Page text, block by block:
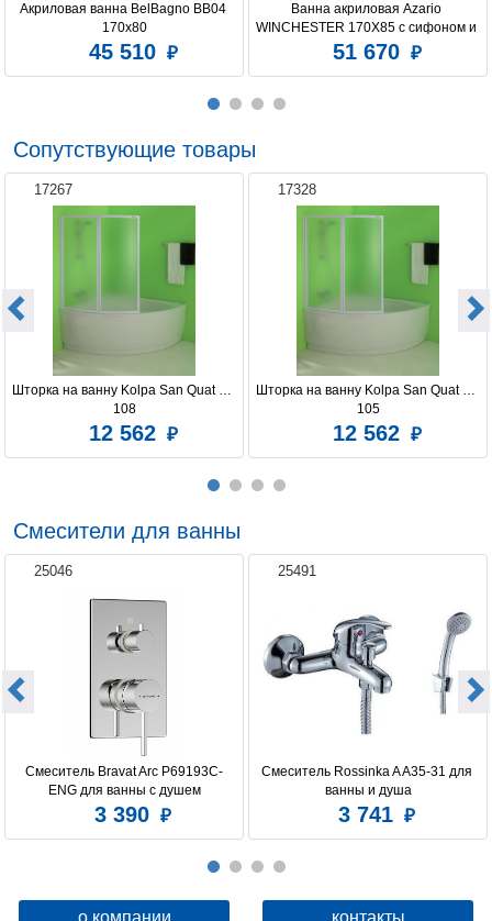
Акриловая ванна BelBagno BB04
170x80
45 510
Ванна акриловая Azario
WINCHESTER 170X85 с сифоном и
металлической рамой
51 670
Сопутствующие товары
17267
Шторка на ванну Kolpa San Quat TP
108
12 562
17328
Шторка на ванну Kolpa San Quat TP
105
12 562
Смесители для ванны
25046
Смеситель Bravat Arc P69193C-
ENG для ванны с душем
3 390
25491
Смеситель Rossinka A A35-31 для
ванны и душа
3 741